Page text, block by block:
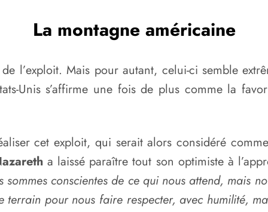
La montagne américaine
l’exploit. Mais pour autant, celui-ci semble
Unis s’affirme une fois de plus comme la
cet exploit, qui serait alors considéré
a laissé paraître tout son optimiste à
conscientes de ce qui nous attend, mais
pour nous faire respecter, avec humilité,